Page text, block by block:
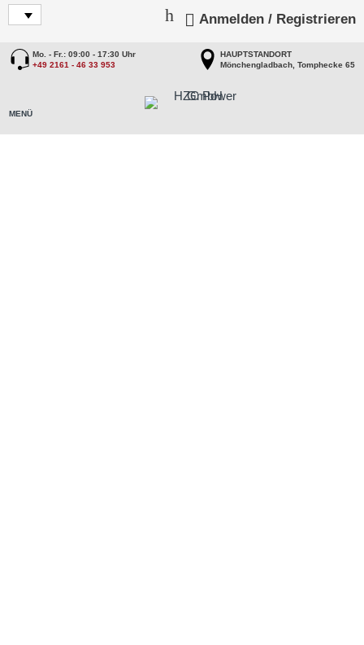
Anmelden / Registrieren
Mo. - Fr.: 09:00 - 17:30 Uhr
+49 2161 - 46 33 953
HAUPTSTANDORT
Mönchengladbach, Tomphecke 65